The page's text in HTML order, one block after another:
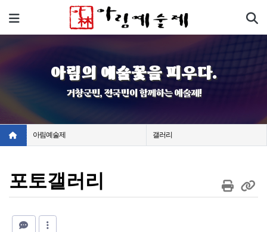
메뉴
아림의 예술꽃을 피우다.
거창군민, 전국민이 함께하는 예술제!
아림예술제 갤러리
포토갤러리